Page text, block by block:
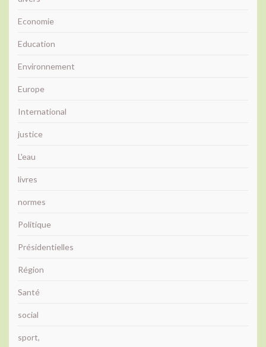
Economie
Education
Environnement
Europe
International
justice
L'eau
livres
normes
Politique
Présidentielles
Région
Santé
social
sport,